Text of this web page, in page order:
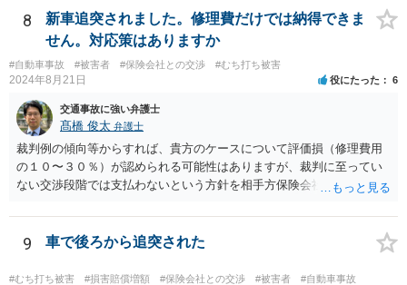
8
新車追突されました。修理費だけでは納得できま
せん。対応策はありますか
#自動車事故 #被害者 #保険会社との交渉 #むち打ち被害
2024年8月21日 役にたった 6
交通事故に強い弁護士
髙橋 俊太 弁護士
裁判例の傾向等からすれば、貴方のケースについて評価損（修理費用
の１０〜３０％）が認められる可能性はありますが、裁判に至ってい
ない交渉段階では支払わないという方針を相手方保険会社が貫く可能
9 車で後ろから追突された
#むち打ち被害 #損害賠償増額 #保険会社との交渉 #被害者 #自動車事故